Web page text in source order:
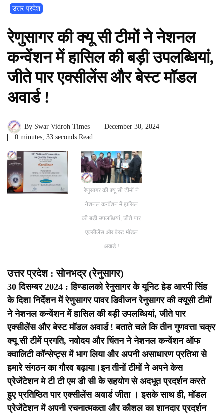
उत्तर प्रदेश
रेणुसागर की क्यू सी टीमों ने नेशनल
कन्वेंशन में हासिल की बड़ी उपलब्धियां,
जीते पार एक्सीलेंस और बेस्ट मॉडल
अवार्ड !
By Swar Vidroh Times
December 30, 2024
0 minutes, 33 seconds Read
रेणुसागर की क्यू सी टीमों ने
नेशनल कन्वेंशन में हासिल
की बड़ी उपलब्धियां, जीते पार
एक्सीलेंस और बेस्ट मॉडल
अवार्ड !
उत्तर प्रदेश : सोनभद्र (रेनुसागर)
30 दिसम्बर 2024 : हिण्डालको रेनुसागर के यूनिट हेड आरपी सिंह
के दिशा निर्देशन में रेणुसागर पावर डिवीजन रेनुसागर की क्यूसी टीमों
ने नेशनल कन्वेंशन में हासिल की बड़ी उपलब्धियां, जीते पार
एक्सीलेंस और बेस्ट मॉडल अवार्ड ! बताते चले कि तीन गुणवत्ता चक्र
क्यू सी टीमें प्रगति, नवोदय और चिंतन ने नेशनल कन्वेंशन ऑफ
क्वालिटी कॉन्सेप्ट्स में भाग लिया और अपनी असाधारण प्रतिभा से
हमारे संगठन का गौरव बढ़ाया।इन तीनों टीमों ने अपने केस
प्रेजेंटेशन मे टी टी एम डी सी के सहयोग से अदभूत प्रदर्शन करते
हुए प्रतिष्ठित पार एक्सीलेंस अवार्ड जीता । इसके साथ ही, मॉडल
प्रेजेंटेशन में अपनी रचनात्मकता और कौशल का शानदार प्रदर्शन